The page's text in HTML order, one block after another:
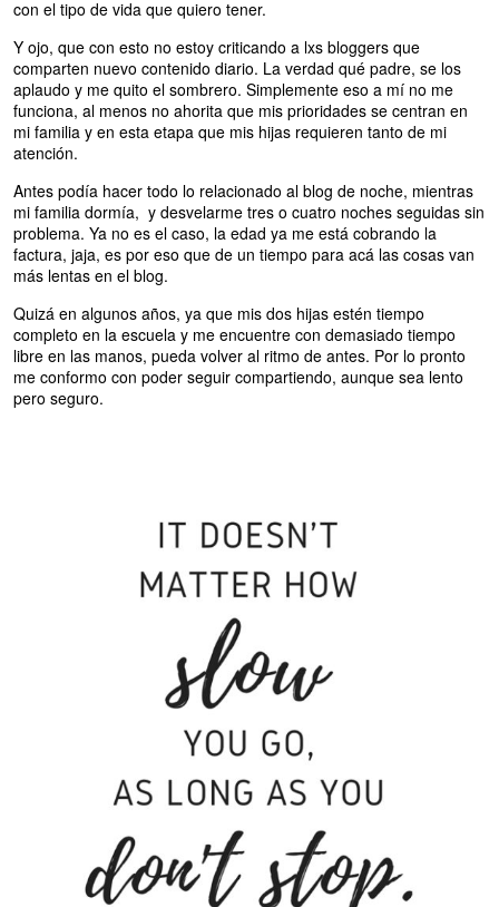
con el tipo de vida que quiero tener.
Y ojo, que con esto no estoy criticando a lxs bloggers que
comparten nuevo contenido diario. La verdad qué padre, se los
aplaudo y me quito el sombrero. Simplemente eso a mí no me
funciona, al menos no ahorita que mis prioridades se centran en
mi familia y en esta etapa que mis hijas requieren tanto de mi
atención.
Antes podía hacer todo lo relacionado al blog de noche, mientras
mi familia dormía, y desvelarme tres o cuatro noches seguidas sin
problema. Ya no es el caso, la edad ya me está cobrando la
factura, jaja, es por eso que de un tiempo para acá las cosas van
más lentas en el blog.
Quizá en algunos años, ya que mis dos hijas estén tiempo
completo en la escuela y me encuentre con demasiado tiempo
libre en las manos, pueda volver al ritmo de antes. Por lo pronto
me conformo con poder seguir compartiendo, aunque sea lento
pero seguro.